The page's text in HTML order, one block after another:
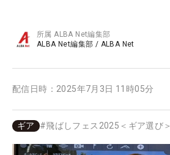
所属ALBA Net編集部
ALBA Net編集部 / ALBA Net
配信日時： 2025年7月3日 11時05分
ギア #飛ばしフェス2025＜ギア選び＞